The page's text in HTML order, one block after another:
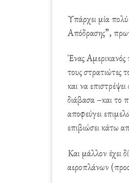
Υπάρχει μία
Απόδρασης”,
Ένας Αμερικανός
τους στρατιώτες
και να
διάβασα –και το
αποφεύγει
επιβιώσει κάτω
Και μάλλον έχει
αεροπλάνων